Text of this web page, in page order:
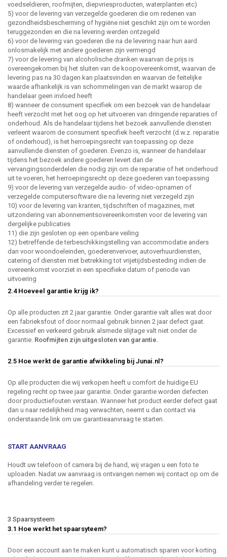
voedseldieren, roofmijten, diepvriesproducten, waterplanten etc)
5) voor de levering van verzegelde goederen die om redenen van
gezondheidsbescherming of hygiëne niet geschikt zijn om te worden
teruggezonden en die na levering werden ontzegeld
6) voor de levering van goederen die na de levering naar hun aard
onlosmakelijk met andere goederen zijn vermengd
7) voor de levering van alcoholische dranken waarvan de prijs is
overeengekomen bij het sluiten van de koopovereenkomst, waarvan de
levering pas na 30 dagen kan plaatsvinden en waarvan de feitelijke
waarde afhankelijk is van schommelingen van de markt waarop de
handelaar geen invloed heeft
8) wanneer de consument specifiek om een bezoek van de handelaar
heeft verzocht met het oog op het uitvoeren van dringende reparaties of
onderhoud. Als de handelaar tijdens het bezoek aanvullende diensten
verleent waarom de consument specifiek heeft verzocht (d.w.z. reparatie
of onderhoud), is het herroepingsrecht van toepassing op deze
aanvullende diensten of goederen. Evenzo is, wanneer de handelaar
tijdens het bezoek andere goederen levert dan de
vervangingsonderdelen die nodig zijn om de reparatie of het onderhoud
uit te voeren, het herroepingsrecht op deze goederen van toepassing
9) voor de levering van verzegelde audio- of video-opnamen of
verzegelde computersoftware die na levering niet verzegeld zijn
10) voor de levering van kranten, tijdschriften of magazines, met
uitzondering van abonnementsovereenkomsten voor de levering van
dergelijke publicaties
11) die zijn gesloten op een openbare veiling
12) betreffende de terbeschikkingstelling van accommodatie anders
dan voor woondoeleinden, goederenvervoer, autoverhuurdiensten,
catering of diensten met betrekking tot vrijetijdsbesteding indien de
overeenkomst voorziet in een specifieke datum of periode van
uitvoering
2.4 Hoeveel garantie krijg ik?
Op alle producten zit 2 jaar garantie. Onder garantie valt alles wat door
een fabrieksfout of door normaal gebruik binnen 2 jaar defect gaat.
Excessief en verkeerd gebruik alsmede slijtage valt niet onder de
garantie. Roofmijten zijn uitgesloten van garantie.
2.5 Hoe werkt de garantie afwikkeling bij Junai.nl?
Op alle producten die wij verkopen heeft u comfort de huidige EU
regeling recht op twee jaar garantie. Onder garantie worden defecten
door productiefouten verstaan. Wanneer het product eerder defect gaat
dan u naar redelijkheid mag verwachten, neemt u dan contact via
onderstaande link om uw garantieaanvraag te starten.
START AANVRAAG
Houdt uw telefoon of camera bij de hand, wij vragen u een foto te
uploaden. Nadat uw aanvraag is ontvangen nemen wij contact op om de
afhandeling verder te regelen.
3 Spaarsysteem
3.1 Hoe werkt het spaarsyteem?
Door een account aan te maken kunt u automatisch sparen voor korting.